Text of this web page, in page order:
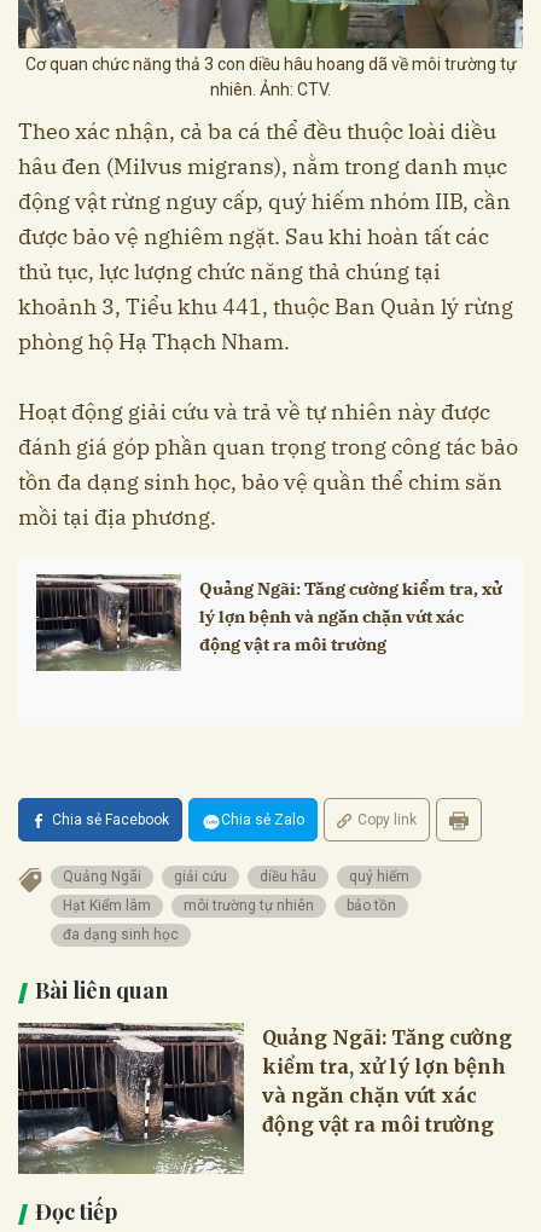
Cơ quan chức năng thả 3 con diều hâu hoang dã về môi trường tự
nhiên. Ảnh: CTV.
Theo xác nhận, cả ba cá thể đều thuộc loài diều
hâu đen (Milvus migrans), nằm trong danh mục
động vật rừng nguy cấp, quý hiếm nhóm IIB, cần
được bảo vệ nghiêm ngặt. Sau khi hoàn tất các
thủ tục, lực lượng chức năng thả chúng tại
khoảnh 3, Tiểu khu 441, thuộc Ban Quản lý rừng
phòng hộ Hạ Thạch Nham.
Hoạt động giải cứu và trả về tự nhiên này được
đánh giá góp phần quan trọng trong công tác bảo
tồn đa dạng sinh học, bảo vệ quần thể chim săn
mồi tại địa phương.
Quảng Ngãi: Tăng cường kiểm tra, xử
lý lợn bệnh và ngăn chặn vứt xác
động vật ra môi trường
Chia sẻ Facebook Chia sẻ Zalo Copy link
Quảng Ngãi giải cứu diều hâu
quý hiếm
Hạt Kiểm lâm
môi trường tự nhiên
bảo tồn
đa dạng sinh học
Bài liên quan
Quảng Ngãi: Tăng cường
kiểm tra, xử lý lợn bệnh
và ngăn chặn vứt xác
động vật ra môi trường
Đọc tiếp